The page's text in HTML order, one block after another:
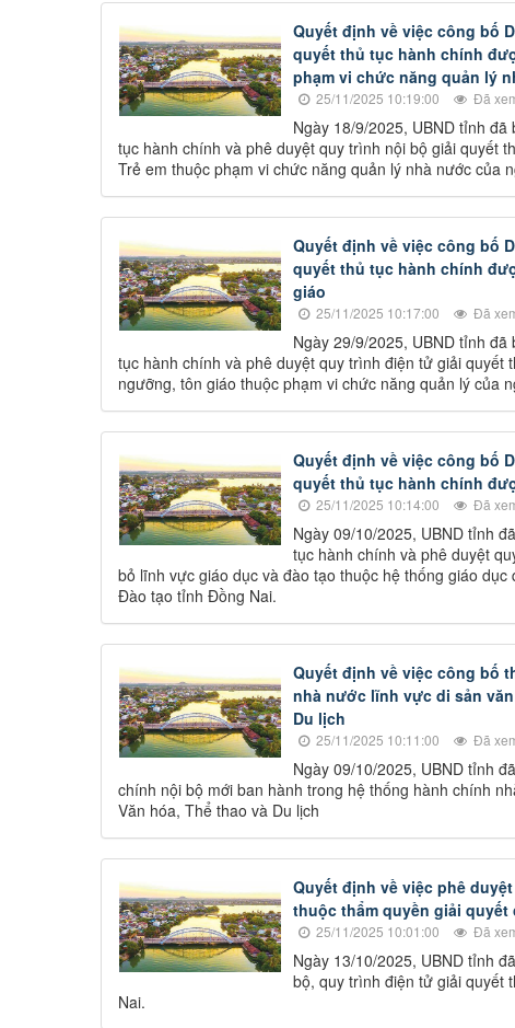
Quyết định về việc công bố
quyết thủ tục hành chính
phạm vi chức năng quản lý
25/11/2025 10:19:00 Đã
Ngày 18/9/2025, UBND tỉnh
tục hành chính và phê duyệt quy trình nội bộ giải quyết
Trẻ em thuộc phạm vi chức năng quản lý nhà nước của
Quyết định về việc công bố
quyết thủ tục hành chính
giáo
25/11/2025 10:17:00 Đã
Ngày 29/9/2025, UBND tỉnh
tục hành chính và phê duyệt quy trình điện tử giải
ngưỡng, tôn giáo thuộc phạm vi chức năng quản lý của
Quyết định về việc công bố
quyết thủ tục hành chính
25/11/2025 10:14:00 Đã
Ngày 09/10/2025, UBND tỉnh
tục hành chính và phê duyệt
bỏ lĩnh vực giáo dục và đào tạo thuộc hệ thống giáo
Đào tạo tỉnh Đồng Nai.
Quyết định về việc công bố
nhà nước lĩnh vực di sản
Du lịch
25/11/2025 10:11:00 Đã
Ngày 09/10/2025, UBND tỉnh
chính nội bộ mới ban hành trong hệ thống hành chính
Văn hóa, Thể thao và Du lịch
Quyết định về việc phê
thuộc thẩm quyền giải
25/11/2025 10:01:00 Đã
Ngày 13/10/2025, UBND tỉnh
bộ, quy trình điện tử giải quyết
Nai.